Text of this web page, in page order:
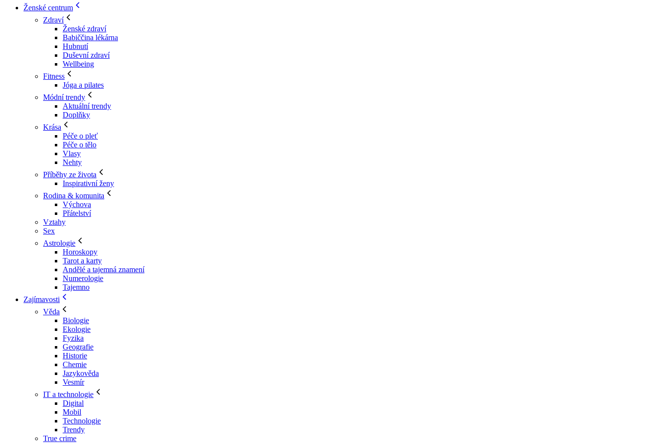
Ženské centrum
Zdraví
Ženské zdraví
Babiččina lékárna
Hubnutí
Duševní zdraví
Wellbeing
Fitness
Jóga a pilates
Módní trendy
Aktuální trendy
Doplňky
Krása
Péče o pleť
Péče o tělo
Vlasy
Nehty
Příběhy ze života
Inspirativní ženy
Rodina & komunita
Výchova
Přátelství
Vztahy
Sex
Astrologie
Horoskopy
Tarot a karty
Andělé a tajemná znamení
Numerologie
Tajemno
Zajímavosti
Věda
Biologie
Ekologie
Fyzika
Geografie
Historie
Chemie
Jazykověda
Vesmír
IT a technologie
Digital
Mobil
Technologie
Trendy
True crime